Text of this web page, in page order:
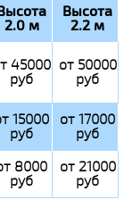
2.0 м
Высота
2.2 м
45000
руб
от 50000
руб
15000
руб
от 17000
руб
8000
руб
от 21000
руб